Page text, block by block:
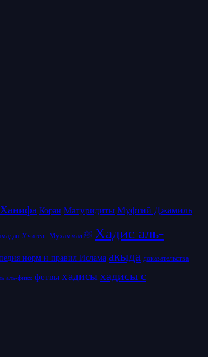
Коран Матуридиты Муфтий Джамиль
Учитель Мухаммад ﷺ Хадис аль-
норм и правил Ислама акыда доказательства
аль-фикх фетвы хадисыхадисы с